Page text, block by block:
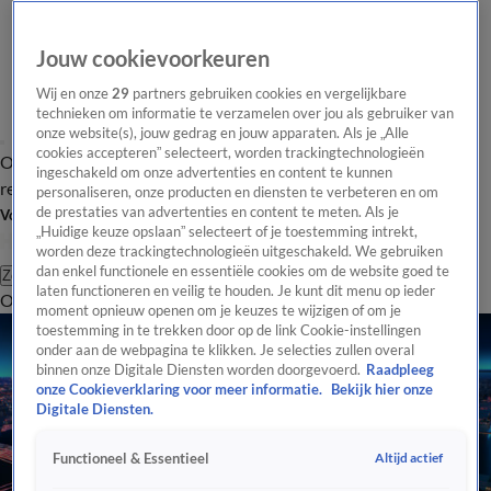
Overzicht Laatste nieuws Regionieuws Het beste van Hart
Tip de
redactie
Volg Hart van Nederland
Zoeken
OverzichtRegioUitzendingenWeerTip de redactiePanelVideo's
Jouw cookievoorkeuren
Wij en onze29 partners gebruiken cookies en vergelijkbare
technieken om informatie te verzamelen over jou als gebruiker van
onze website(s), jouw gedrag en jouw apparaten. Als je „Alle
cookies accepteren” selecteert, worden trackingtechnologieën
ingeschakeld om onze advertenties en content te kunnen
personaliseren, onze producten en diensten te verbeteren en om
de prestaties van advertenties en content te meten. Als je
„Huidige keuze opslaan” selecteert of je toestemming intrekt,
worden deze trackingtechnologieën uitgeschakeld. We gebruiken
dan enkel functionele en essentiële cookies om de website goed te
laten functioneren en veilig te houden. Je kunt dit menu op ieder
moment opnieuw openen om je keuzes te wijzigen of om je
toestemming in te trekken door op de link Cookie-instellingen
onder aan de webpagina te klikken. Je selecties zullen overal
binnen onze Digitale Diensten worden doorgevoerd. Raadpleeg
onze Cookieverklaring voor meer informatie.
Bekijk hier onze
Digitale Diensten.
Functioneel & Essentieel Altijd actief